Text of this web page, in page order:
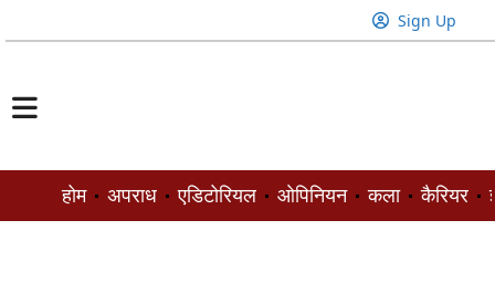
Sign Up
होम अपराध एडिटोरियल ओपिनियन कला कैरियर